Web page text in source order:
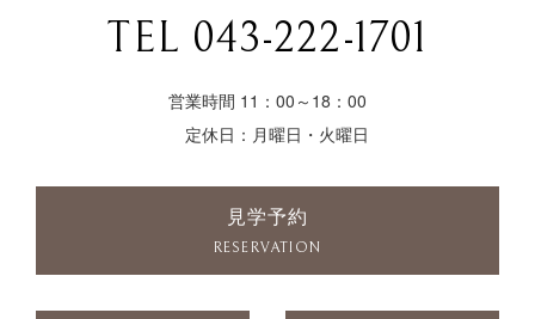
TEL 043-222-1701
営業時間 11：00～18：00
定休日：月曜日・火曜日
見学予約
RESERVATION